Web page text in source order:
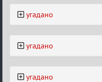
угадано
угадано
угадано